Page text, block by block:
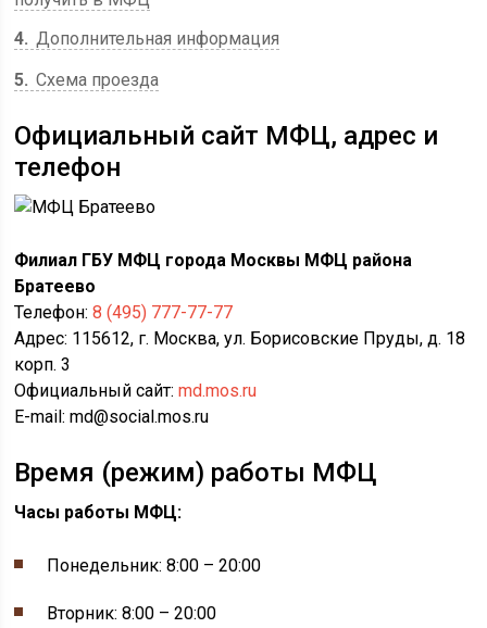
4 Дополнительная информация
5 Схема проезда
Официальный сайт МФЦ, адрес и
телефон
Филиал ГБУ МФЦ города Москвы МФЦ района
Братеево
Телефон:8 (495) 777-77-77
Адрес: 115612, г. Москва, ул. Борисовские Пруды, д. 18
корп. 3
Официальный сайт:md.mos.ru
E-mail: md@social.mos.ru
Время (режим) работы МФЦ
Часы работы МФЦ:
Понедельник: 8:00 – 20:00
Вторник: 8:00 – 20:00